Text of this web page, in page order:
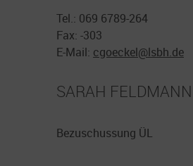
Tel.: 069 6789-264
Fax: -303
E-Mail: cgoeckel@lsbh.de
SARAH FELDMANN
Bezuschussung ÜL